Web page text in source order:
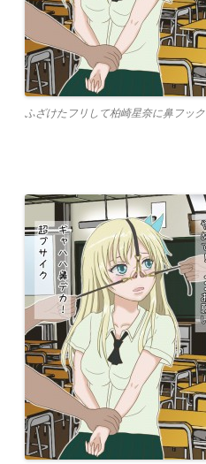
ふざけたフリして柏崎星奈に鼻フック